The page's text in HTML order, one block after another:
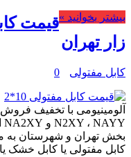
بیشتر بخوانید »
زار تهران
کابل مفتولی 0
بخش تهران و شهرستان به
کابل مفتولی یا کابل خشک